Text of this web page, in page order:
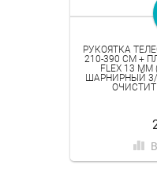
РУКОЯТКА
210-390 СМ +
FLEX 13
ШАРНИРНЫЙ 3/